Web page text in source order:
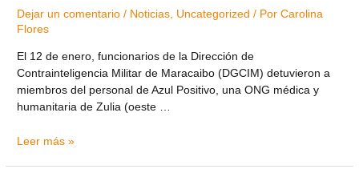
Dejar un comentario / Noticias Uncategorized / PorCarolina
Flores
El 12 de enero, funcionarios de la Dirección de
Contrainteligencia Militar de Maracaibo (DGCIM) detuvieron a
miembros del personal de Azul Positivo, una ONG médica y
humanitaria de Zulia (oeste …
Leer más »